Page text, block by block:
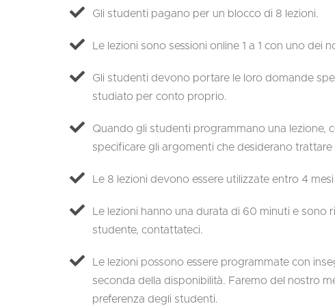
Gli studenti pagano per un blocco di 8 lezioni.
Le lezioni sono sessioni online 1 a 1 con uno dei
Gli studenti devono portare le loro domande
studiato per conto proprio.
Quando gli studenti programmano una lezione,
specificare gli argomenti che desiderano trattare
Le 8 lezioni devono essere utilizzate entro 4
Le lezioni hanno una durata di 60 minuti e sono
studente, contattateci.
Le lezioni possono essere programmate con
seconda della disponibilità. Faremo del nostro
preferenza degli studenti.